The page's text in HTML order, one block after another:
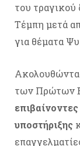
του
Τέμπη μετά
για θέματα
των Πρώτων
υποστήριξης